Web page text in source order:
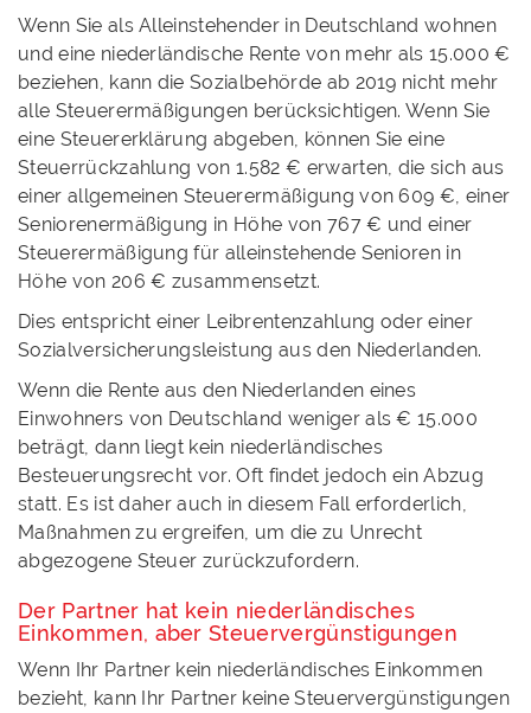
Wenn Sie als Alleinstehender in Deutschland wohnen
und eine niederländische Rente von mehr als 15.000 €
beziehen, kann die Sozialbehörde ab 2019 nicht mehr
alle Steuerermäßigungen berücksichtigen. Wenn Sie
eine Steuererklärung abgeben, können Sie eine
Steuerrückzahlung von 1.582 € erwarten, die sich aus
einer allgemeinen Steuerermäßigung von 609 €, einer
Seniorenermäßigung in Höhe von 767 € und einer
Steuerermäßigung für alleinstehende Senioren in
Höhe von 206 € zusammensetzt.
Dies entspricht einer Leibrentenzahlung oder einer
Sozialversicherungsleistung aus den Niederlanden.
Wenn die Rente aus den Niederlanden eines
Einwohners von Deutschland weniger als € 15.000
beträgt, dann liegt kein niederländisches
Besteuerungsrecht vor. Oft findet jedoch ein Abzug
statt. Es ist daher auch in diesem Fall erforderlich,
Maßnahmen zu ergreifen, um die zu Unrecht
abgezogene Steuer zurückzufordern.
Der Partner hat kein niederländisches
Einkommen, aber Steuervergünstigungen
Wenn Ihr Partner kein niederländisches Einkommen
bezieht, kann Ihr Partner keine Steuervergünstigungen